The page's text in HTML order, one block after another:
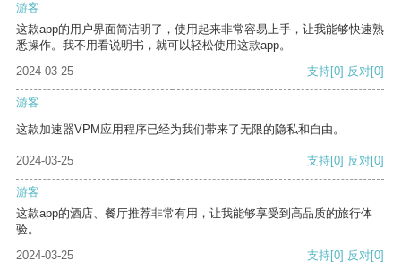
游客
这款app的用户界面简洁明了，使用起来非常容易上手，让我能够快速熟
悉操作。我不用看说明书，就可以轻松使用这款app。
2024-03-25
支持[0] 反对[0]
游客
这款加速器VPM应用程序已经为我们带来了无限的隐私和自由。
2024-03-25 支持[0] 反对[0]
游客
这款app的酒店、餐厅推荐非常有用，让我能够享受到高品质的旅行体
验。
2024-03-25
支持[0] 反对[0]